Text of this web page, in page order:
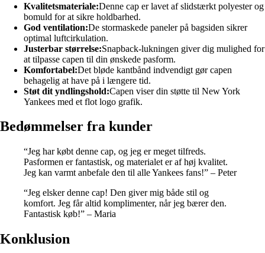
Kvalitetsmateriale:Denne cap er lavet af slidstærkt polyester og
bomuld for at sikre holdbarhed.
God ventilation:De stormaskede paneler på bagsiden sikrer
optimal luftcirkulation.
Justerbar størrelse:Snapback-lukningen giver dig mulighed for
at tilpasse capen til din ønskede pasform.
Komfortabel:Det bløde kantbånd indvendigt gør capen
behagelig at have på i længere tid.
Støt dit yndlingshold:Capen viser din støtte til New York
Yankees med et flot logo grafik.
Bedømmelser fra kunder
“Jeg har købt denne cap, og jeg er meget tilfreds.
Pasformen er fantastisk, og materialet er af høj kvalitet.
Jeg kan varmt anbefale den til alle Yankees fans!” – Peter
“Jeg elsker denne cap! Den giver mig både stil og
komfort. Jeg får altid komplimenter, når jeg bærer den.
Fantastisk køb!” – Maria
Konklusion